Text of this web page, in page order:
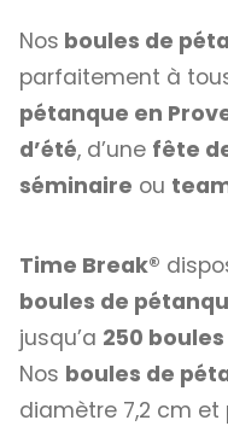
Nos boules de
parfaitement à
pétanque en
d’été, d’une fête
séminaire ou
Time Break®
boules de
jusqu’a 250
Nos boules de
diamètre 7,2 cm